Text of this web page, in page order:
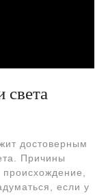
света
достоверным
Причины
происхождение,
если у